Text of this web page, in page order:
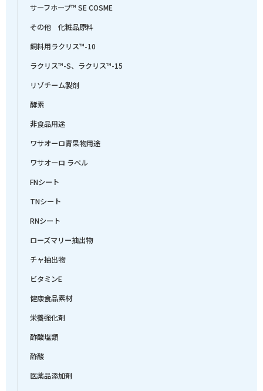
サーフホープ™ SE COSME
その他 化粧品原料
飼料用ラクリス™-10
ラクリス™-S、ラクリス™-15
リゾチーム製剤
酵素
非食品用途
ワサオーロ青果物用途
ワサオーロ ラベル
FNシート
TNシート
RNシート
ローズマリー抽出物
チャ抽出物
ビタミンE
健康食品素材
栄養強化剤
酢酸塩類
酢酸
医薬品添加剤